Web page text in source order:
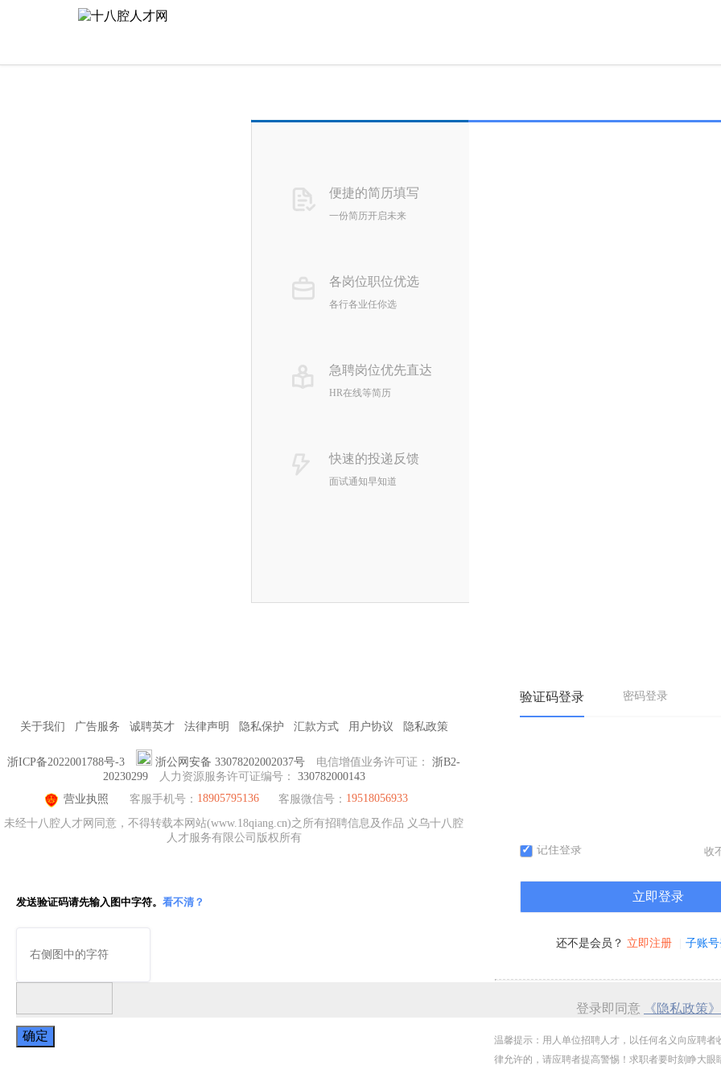
便捷的简历填写
一份简历开启未来
各岗位职位优选
各行各业任你选
急聘岗位优先直达
HR在线等简历
快速的投递反馈
面试通知早知道
验证码登录 密码登录
记住登录 收
还不是会员？ 立即注册 子账
登录即同意 《隐私政策》
温馨提示：用人单位招聘人才，以任何名义向应聘者
律允许的，请应聘者提高警惕！求职者要时刻睁大眼
关于我们 广告服务 诚聘英才 法律声明 隐私保护 汇款方式 用户协议 隐私政策
浙ICP备2022001788号-3 浙公网安备 33078202002037号 电信增值业务许可证： 浙B2-
20230299
人力资源服务许可证编号： 330782000143
营业执照
客服手机号： 18905795136 客服微信号： 19518056933
未经十八腔人才网同意，不得转载本网站(www.18qiang.cn)之所有招聘信息及作品 义乌十八腔
人才服务有限公司版权所有
发送验证码请先输入图中字符。 看不清？
确定